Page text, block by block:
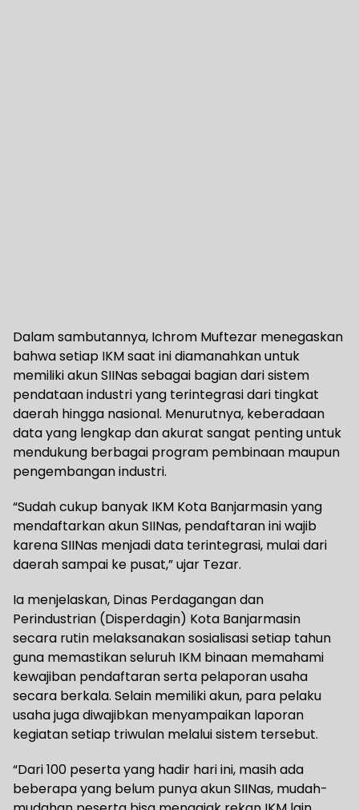
Dalam sambutannya, Ichrom Muftezar menegaskan
bahwa setiap IKM saat ini diamanahkan untuk
memiliki akun SIINas sebagai bagian dari sistem
pendataan industri yang terintegrasi dari tingkat
daerah hingga nasional. Menurutnya, keberadaan
data yang lengkap dan akurat sangat penting untuk
mendukung berbagai program pembinaan maupun
pengembangan industri.
“Sudah cukup banyak IKM Kota Banjarmasin yang
mendaftarkan akun SIINas, pendaftaran ini wajib
karena SIINas menjadi data terintegrasi, mulai dari
daerah sampai ke pusat,” ujar Tezar.
Ia menjelaskan, Dinas Perdagangan dan
Perindustrian (Disperdagin) Kota Banjarmasin
secara rutin melaksanakan sosialisasi setiap tahun
guna memastikan seluruh IKM binaan memahami
kewajiban pendaftaran serta pelaporan usaha
secara berkala. Selain memiliki akun, para pelaku
usaha juga diwajibkan menyampaikan laporan
kegiatan setiap triwulan melalui sistem tersebut.
“Dari 100 peserta yang hadir hari ini, masih ada
beberapa yang belum punya akun SIINas, mudah-